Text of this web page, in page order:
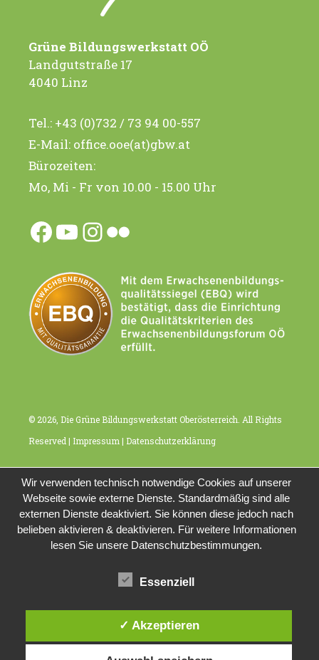
Grüne Bildungswerkstatt OÖ
Landgutstraße 17
4040 Linz
Tel.: +43 (0)732 / 73 94 00-557
E-Mail: office.ooe(at)gbw.at
Bürozeiten:
Mo, Mi - Fr von 10.00 - 15.00 Uhr
Facebook
YouTube
Instagram
Flickr
© 2026, Die Grüne Bildungswerkstatt Oberösterreich. All Rights
Reserved | Impressum | Datenschutzerklärung
Wir verwenden technisch notwendige Cookies auf unserer
Webseite sowie externe Dienste. Standardmäßig sind alle
externen Dienste deaktiviert. Sie können diese jedoch nach
belieben aktivieren & deaktivieren. Für weitere Informationen
lesen Sie unsere Datenschutzbestimmungen.
Essenziell
✓ Akzeptieren